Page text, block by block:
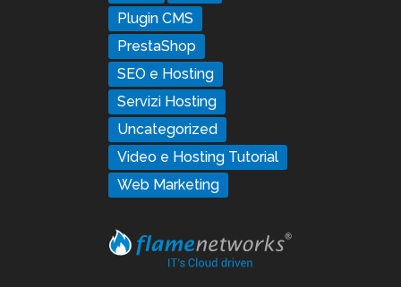
Plugin CMS
PrestaShop
SEO e Hosting
Servizi Hosting
Uncategorized
Video e Hosting Tutorial
Web Marketing